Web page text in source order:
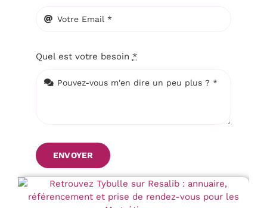
Quel est votre besoin *
ENVOYER